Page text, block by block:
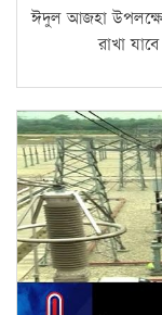
ঈদুল আজহা উপলক্ষে
রাখা